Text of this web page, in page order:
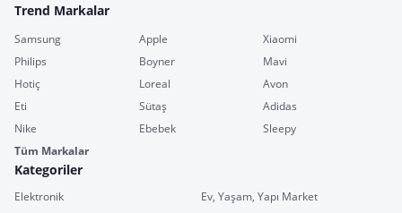
Trend Markalar
Samsung Apple
Xiaomi
Philips
Boyner
Mavi
Hotiç
Loreal
Avon
Eti
Sütaş
Adidas
Nike
Ebebek
Sleepy
Tüm Markalar
Kategoriler
Elektronik
Ev, Yaşam, Yapı Market